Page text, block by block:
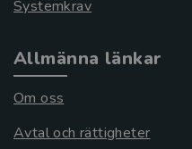
Systemkrav
Allmänna länkar
Om oss
Avtal och rättigheter